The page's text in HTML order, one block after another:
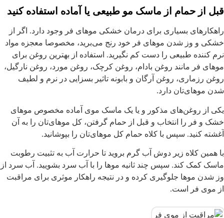
از حمام از ماسک مو طبیعی یا آماده استفاده کنید
بسیاری برای درمان خشکی موهای فر وجود دارد. اگر از
و وز شدن موهای فر خود رنج می‌برید، مخصوصا معجزه مواد
کننده طبیعی را دست کم نگیرید. استفاده از بهترین روغن برای
فر مانند روغن بادام، روغن کرچک، روغن مورد، روغن نارگیل،
رزماری، روغن آرگان و بابونه تاثیر بسزایی در نرم و لطیف
موهای‌تان دارد.
از روغن‌های مذکور و یا یک ماسک موی آماده مخصوص موهای
و فر را انتخاب و قبل از حمام گرفتن، کل موهای‌تان را به آن
کنید. سپس با کلاه حمام کل موهای‌تان را بپوشانید.
همین کلاه زیر دوش آب گرم بروید تا حرارت آب به تثبیت رطوبت
کمک کند. سپس چند ثانیه موها را با آب سرد بشویید. آب سرد از
شدن موها جلوگیری کرده و در نتیجه راهکار موثری برای مراقبت
موی فر است.